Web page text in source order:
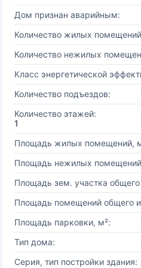
Дом признан аварийным:
Количество жилых
Количество нежилых
Класс энергетической
Количество подъездов:
Количество этажей:
1
Площадь жилых помещений,
Площадь нежилых
Площадь зем. участка
Площадь помещений общего
Площадь парковки, м²:
Тип дома:
Серия, тип постройки здания: